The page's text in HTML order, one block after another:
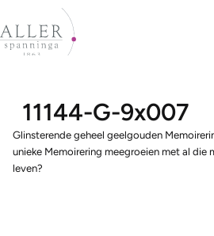
11144-G-9x007
Glinsterende geheel geelgouden
unieke Memoirering meegroeien met al die
leven?